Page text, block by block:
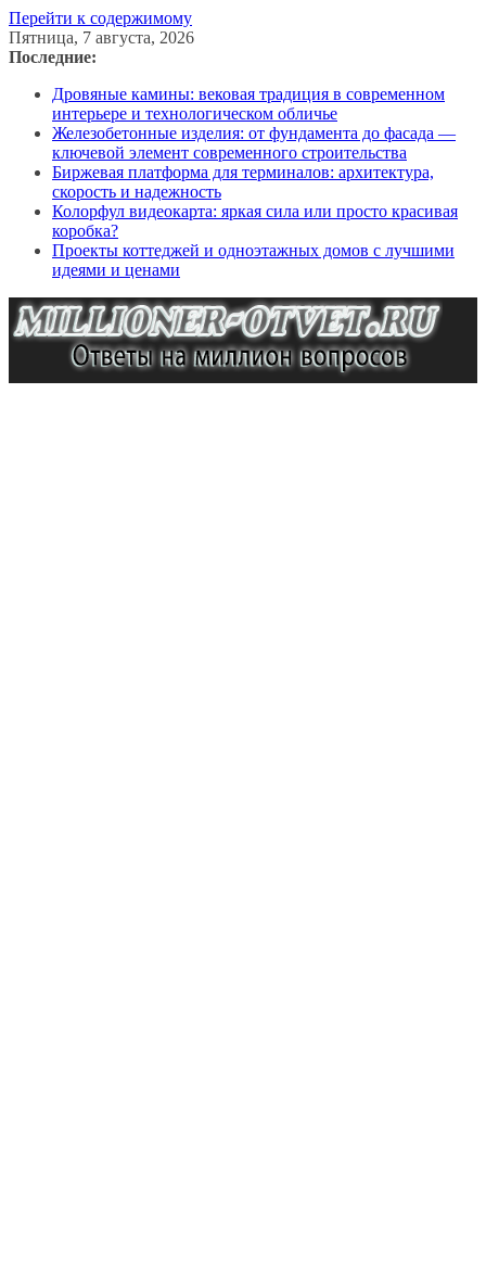
Перейти к содержимому
Пятница, 7 августа, 2026
Последние:
Дровяные камины: вековая традиция в современном
интерьере и технологическом обличье
Железобетонные изделия: от фундамента до фасада —
ключевой элемент современного строительства
Биржевая платформа для терминалов: архитектура,
скорость и надежность
Колорфул видеокарта: яркая сила или просто красивая
коробка?
Проекты коттеджей и одноэтажных домов с лучшими
идеями и ценами